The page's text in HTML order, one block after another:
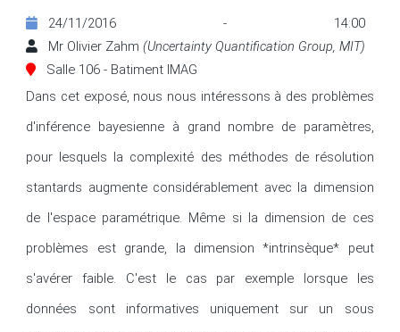
24/11/2016 - 14:00
Mr Olivier Zahm(Uncertainty Quantification Group, MIT)
Salle 106 - Batiment IMAG
Dans cet exposé, nous nous intéressons à des problèmes
d'inférence bayesienne à grand nombre de paramètres,
pour lesquels la complexité des méthodes de résolution
stantards augmente considérablement avec la dimension
de l'espace paramétrique. Même si la dimension de ces
problèmes est grande, la dimension *intrinsèque* peut
s'avérer faible. C'est le cas par exemple lorsque les
données sont informatives uniquement sur un sous